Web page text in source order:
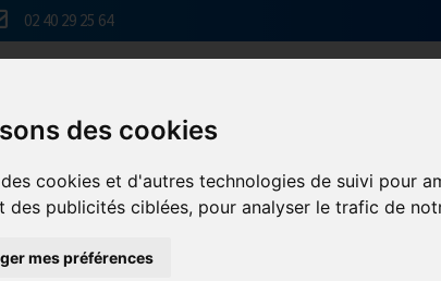
des cookies
cookies et d'autres technologies de suivi pour
des publicités ciblées, pour analyser le trafic de
mes préférences
02 40 29 25 64
GHR GRAND-OUEST